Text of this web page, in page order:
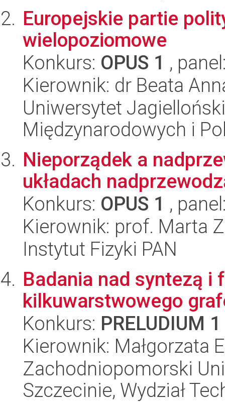
Europejskie partie
wielopoziomowe
Konkurs: OPUS 1 ,
Kierownik: dr Beata
Uniwersytet
Międzynarodowych i
Nieporządek a
układach
Konkurs: OPUS 1 ,
Kierownik: prof. Marta
Instytut Fizyki PAN
Badania nad syntezą i
kilkuwarstwowego
Konkurs: PRELUDIUM 1
Kierownik: Małgorzata
Zachodniopomorski
Szczecinie, Wydział